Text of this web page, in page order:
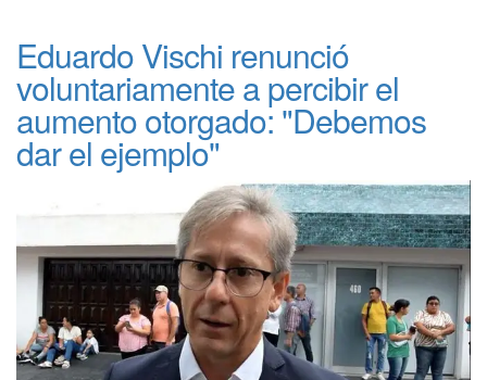
Eduardo Vischi renunció
voluntariamente a percibir el
aumento otorgado: "Debemos
dar el ejemplo"